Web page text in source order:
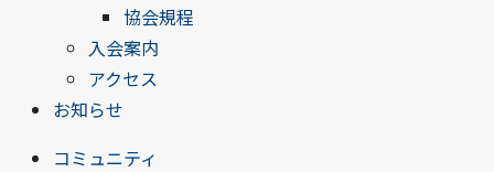
協会規程
入会案内
アクセス
お知らせ
コミュニティ